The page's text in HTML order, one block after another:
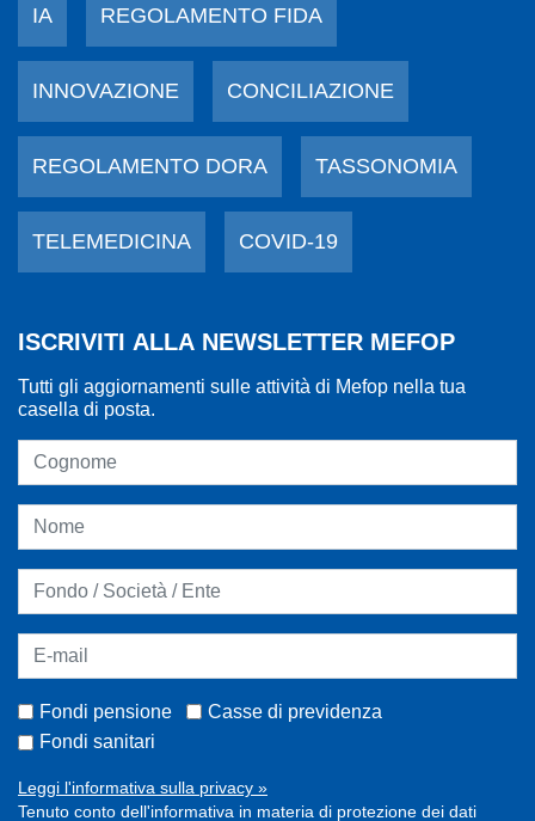
IA REGOLAMENTO FIDA
INNOVAZIONE CONCILIAZIONE
REGOLAMENTO DORA TASSONOMIA
TELEMEDICINA COVID-19
ISCRIVITI ALLA NEWSLETTER MEFOP
Tutti gli aggiornamenti sulle attività di Mefop nella tua
casella di posta.
Fondi pensione
Casse di previdenza
Fondi sanitari
Leggi l'informativa sulla privacy »
Tenuto conto dell'informativa in materia di protezione dei dati